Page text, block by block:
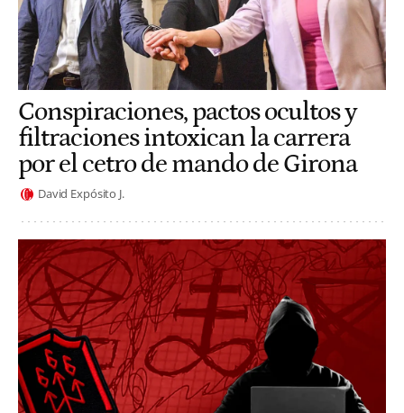
Conspiraciones, pactos ocultos y
filtraciones intoxican la carrera
por el cetro de mando de Girona
David Expósito J.